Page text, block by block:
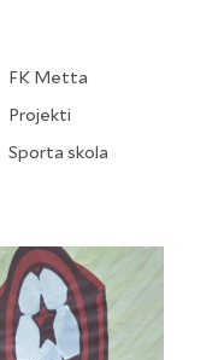
FK Metta
Projekti
Sporta skola